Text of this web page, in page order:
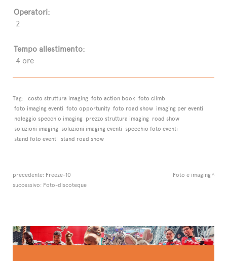
Operatori:
2
Tempo allestimento:
4 ore
Tag: costo struttura imaging foto action book foto climb
foto imaging eventi foto opportunity foto road show imaging per eventi
noleggio specchio imaging prezzo struttura imaging road show
soluzioni imaging soluzioni imaging eventi specchio foto eventi
stand foto eventi stand road show
precedente: Freeze-10
successivo: Foto-discoteque
Foto e imaging